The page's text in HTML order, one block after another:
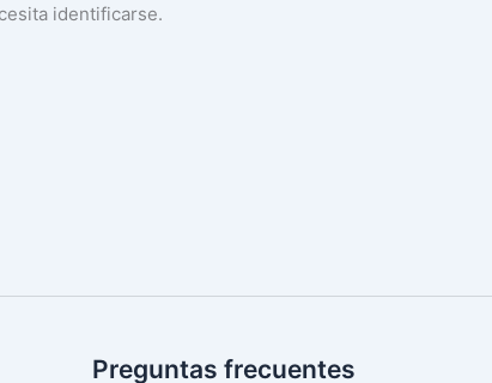
identificarse.
Preguntas frecuentes